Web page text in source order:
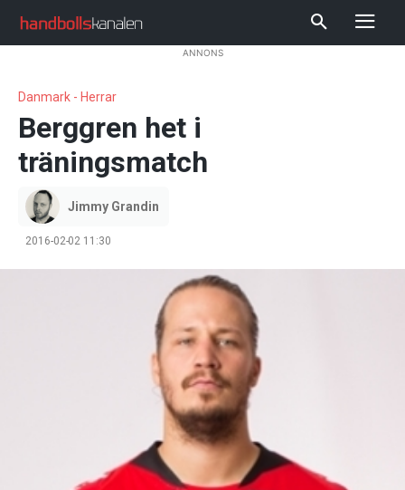
ANNONS
Danmark - Herrar
Berggren het i
träningsmatch
Jimmy Grandin
2016-02-02 11:30